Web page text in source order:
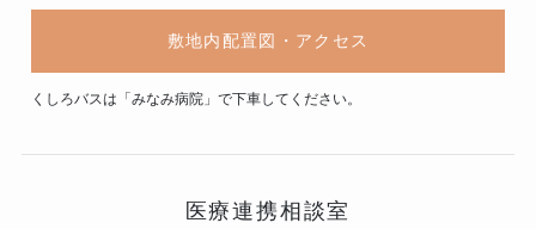
敷地内配置図・アクセス
くしろバスは「みなみ病院」で下車してください。
医療連携相談室